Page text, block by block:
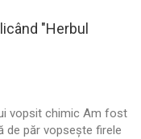
"Herbul
vopsit chimic Am fost
de păr vopsește firele